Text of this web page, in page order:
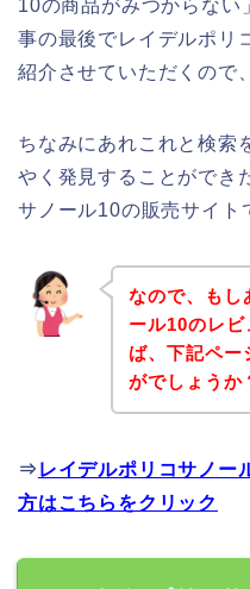
10の商品がみつからない
事の最後でレイデルポリ
紹介させていただくので
ちなみにあれこれと検索
やく発見することができ
サノール10の販売サイト
なので、もし
ール10のレ
ば、下記ペー
がでしょうか
⇒ レイデルポリコサノー
方はこちらをクリック